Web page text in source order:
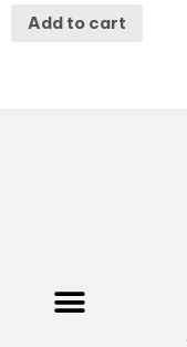
Add to cart